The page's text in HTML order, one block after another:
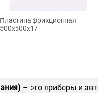
Пластина фрикционная
500х500х17
– это приборы и